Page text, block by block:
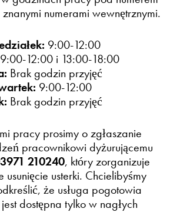
numerami wewnętrznymi.
9:00-12:00
9:00-12:00 i 13:00-18:00
Brak godzin przyjęć
9:00-12:00
Brak godzin przyjęć
pracy prosimy o zgłaszanie
pracownikowi dyżurującemu
210240, który zorganizuje
usunięcie usterki. Chcielibyśmy
że usługa pogotowia
dostępna tylko w nagłych